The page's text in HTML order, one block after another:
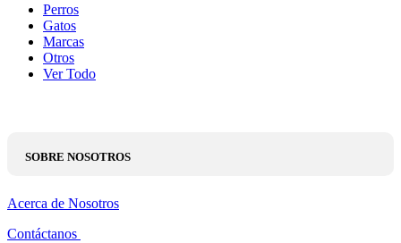
Perros
Gatos
Marcas
Otros
Ver Todo
SOBRE NOSOTROS
Acerca de Nosotros
Contáctanos